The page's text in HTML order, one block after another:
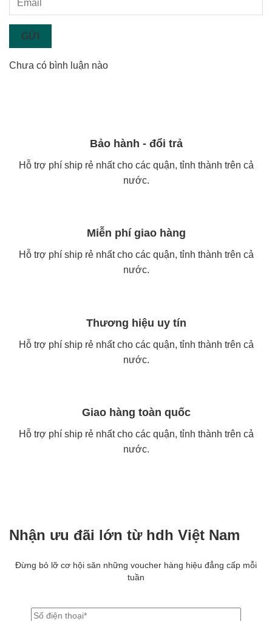
GỬI
Chưa có bình luận nào
Bảo hành - đổi trả
Hỗ trợ phí ship rẻ nhất cho các quận, tỉnh thành trên cả
nước.
Miễn phí giao hàng
Hỗ trợ phí ship rẻ nhất cho các quận, tỉnh thành trên cả
nước.
Thương hiệu uy tín
Hỗ trợ phí ship rẻ nhất cho các quận, tỉnh thành trên cả
nước.
Giao hàng toàn quốc
Hỗ trợ phí ship rẻ nhất cho các quận, tỉnh thành trên cả
nước.
Nhận ưu đãi lớn từ hdh Việt Nam
Đừng bỏ lỡ cơ hội săn những voucher hàng hiệu đẳng cấp mỗi
tuần